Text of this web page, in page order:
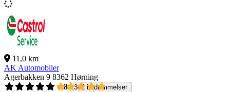
11,0 km
AK Automobiler
Agerbakken 9 8362 Hørning
4,8
342 bedømmelser